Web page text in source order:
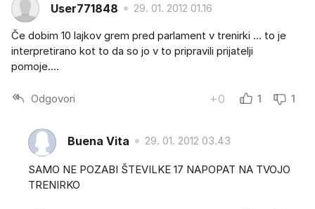
User771848 29. 01. 2012 01.16
Če dobim 10 lajkov grem pred parlament v trenirki ... to je
interpretirano kot to da so jo v to pripravili prijatelji
pomoje....
Odgovori +0 1 1
Buena Vita 29. 01. 2012 03.43
SAMO NE POZABI ŠTEVILKE 17 NAPOPAT NA TVOJO
TRENIRKO